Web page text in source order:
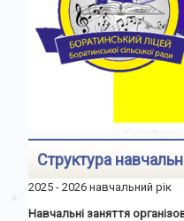
Структура
2025 - 2026 навчальний рік
Навчальні заняття